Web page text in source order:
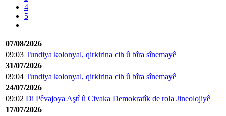
4
5
07/08/2026
09:03 Tundiya kolonyal, qirkirina cih û bîra sînemayê
31/07/2026
09:04 Tundiya kolonyal, qirkirina cih û bîra sînemayê
24/07/2026
09:02 Di Pêvajoya Aştî û Civaka Demokratîk de rola Jineolojiyê
17/07/2026